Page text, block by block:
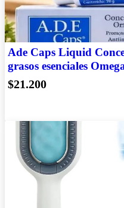
Ade Caps Liquid
grasos esenciales
$21.200